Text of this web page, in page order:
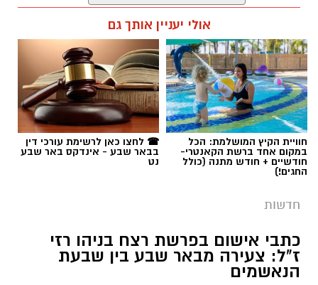
תגים:פרופ' אביב גולדברט
אולי יעניין אותך גם
חוויית הקיץ המושלמת: הכל
במקום אחד ברשת הקאנטרי-
חודשיים + חודש מתנה (כולל
החגים!)
☎ לחצו כאן לרשימת עורכי דין
בבאר שבע - אינדקס באר שבע
נט
חדשות
כתבי אישום בפרשת רצח בניהו רזי
ז"ל: צעירה מבאר שבע בין שבעת
הנאשמים